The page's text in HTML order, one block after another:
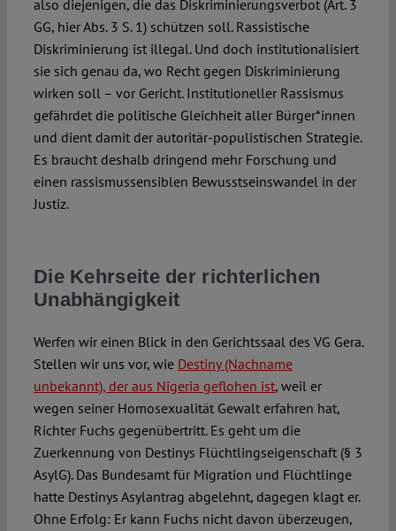
also diejenigen, die das Diskriminierungsverbot (Art. 3
GG, hier Abs. 3 S. 1) schützen soll. Rassistische
Diskriminierung ist illegal. Und doch institutionalisiert
sie sich genau da, wo Recht gegen Diskriminierung
wirken soll – vor Gericht. Institutioneller Rassismus
gefährdet die politische Gleichheit aller Bürger*innen
und dient damit der autoritär-populistischen Strategie.
Es braucht deshalb dringend mehr Forschung und
einen rassismussensiblen Bewusstseinswandel in der
Justiz.
Die Kehrseite der richterlichen
Unabhängigkeit
Werfen wir einen Blick in den Gerichtssaal des VG Gera.
Stellen wir uns vor, wie Destiny (Nachname
unbekannt), der aus Nigeria geflohen ist, weil er
wegen seiner Homosexualität Gewalt erfahren hat,
Richter Fuchs gegenübertritt. Es geht um die
Zuerkennung von Destinys Flüchtlingseigenschaft (§ 3
AsylG). Das Bundesamt für Migration und Flüchtlinge
hatte Destinys Asylantrag abgelehnt, dagegen klagt er.
Ohne Erfolg: Er kann Fuchs nicht davon überzeugen,